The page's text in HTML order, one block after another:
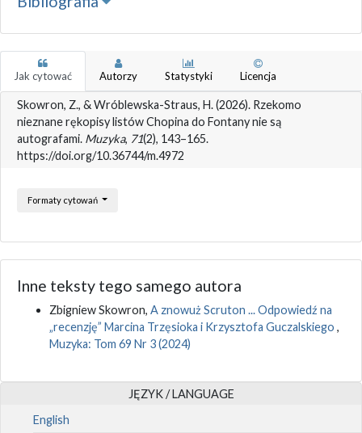
Jak cytować Autorzy Statystyki Licencja
Skowron, Z., & Wróblewska-Straus, H. (2026). Rzekomo
nieznane rękopisy listów Chopina do Fontany nie są
autografami. Muzyka, 71(2), 143–165.
https://doi.org/10.36744/m.4972
Formaty cytowań
Inne teksty tego samego autora
Zbigniew Skowron, A znowuż Scruton ... Odpowiedź na
„recenzję” Marcina Trzęsioka i Krzysztofa Guczalskiego ,
Muzyka: Tom 69 Nr 3 (2024)
JĘZYK / LANGUAGE
English